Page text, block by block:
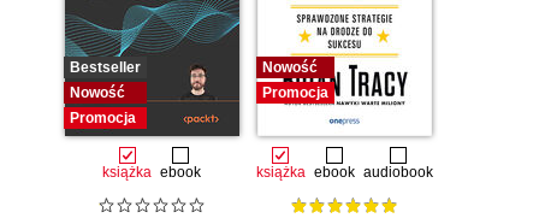
Bestseller
Nowość
Promocja
książka ebook
Nowość
Promocja
książka ebook audiobook